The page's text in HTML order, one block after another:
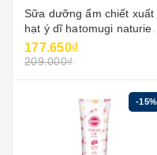
Sữa dưỡng ẩm chiết xuất
hạt ý dĩ hatomugi naturie
chính hãng nhật bản
230ml
177.650₫
209.000₫
-15%